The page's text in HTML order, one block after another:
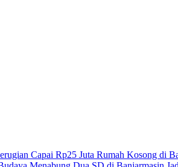
Rumah Kosong di